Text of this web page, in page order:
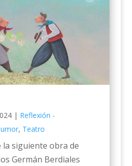
| Reflexión -
, Teatro
siguiente obra de
Germán Berdiales